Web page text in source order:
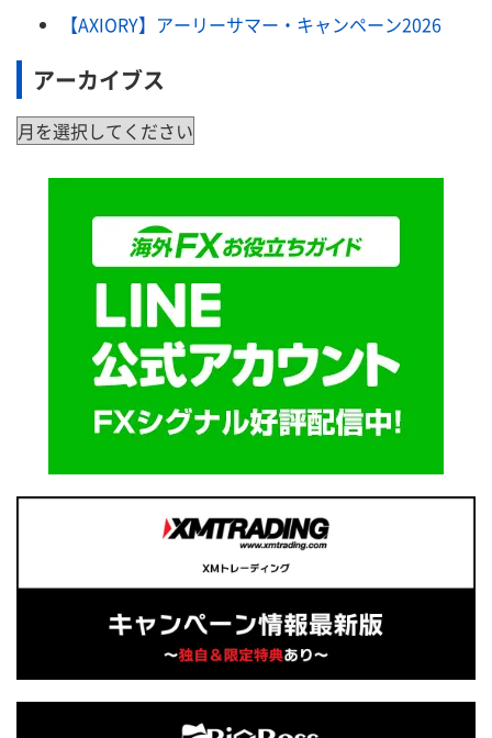
【AXIORY】アーリーサマー・キャンペーン2026
アーカイブス